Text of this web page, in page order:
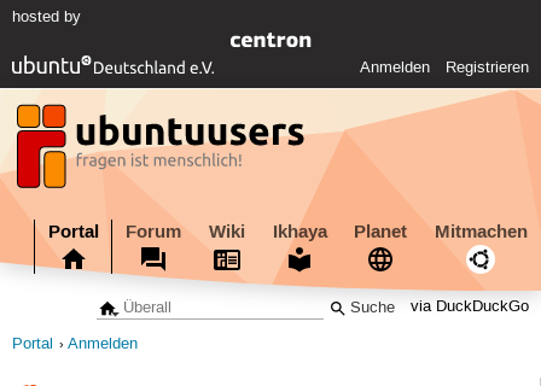
hosted by
Anmelden Registrieren
Portal Forum Wiki Ikhaya Planet Mitmachen
via DuckDuckGo
Portal Anmelden